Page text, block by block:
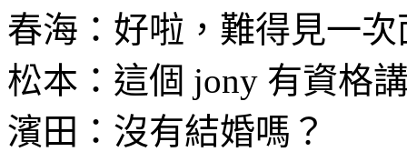
春海：好啦，難得見一次
松本：這個 jony 有資格
濱田：沒有結婚嗎？